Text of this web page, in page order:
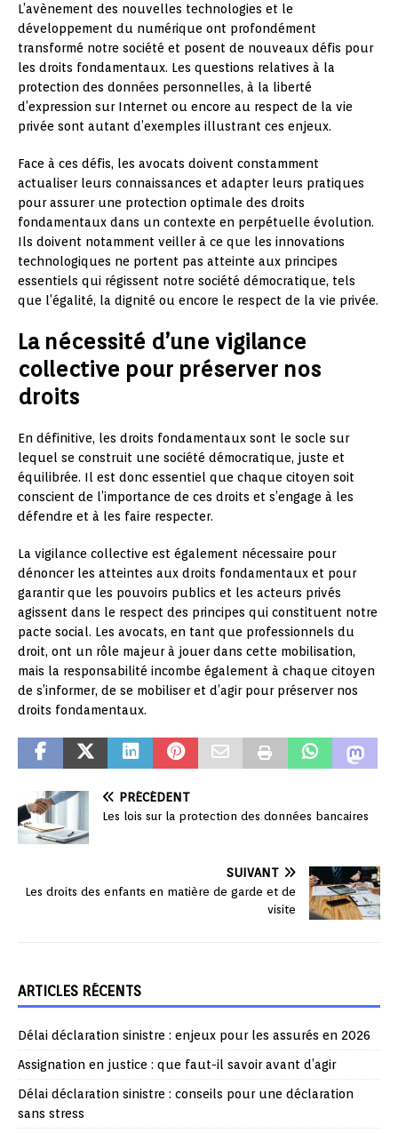
L’avènement des nouvelles technologies et le
développement du numérique ont profondément
transformé notre société et posent de nouveaux défis pour
les droits fondamentaux. Les questions relatives à la
protection des données personnelles, à la liberté
d’expression sur Internet ou encore au respect de la vie
privée sont autant d’exemples illustrant ces enjeux.
Face à ces défis, les avocats doivent constamment
actualiser leurs connaissances et adapter leurs pratiques
pour assurer une protection optimale des droits
fondamentaux dans un contexte en perpétuelle évolution.
Ils doivent notamment veiller à ce que les innovations
technologiques ne portent pas atteinte aux principes
essentiels qui régissent notre société démocratique, tels
que l’égalité, la dignité ou encore le respect de la vie privée.
La nécessité d’une vigilance
collective pour préserver nos
droits
En définitive, les droits fondamentaux sont le socle sur
lequel se construit une société démocratique, juste et
équilibrée. Il est donc essentiel que chaque citoyen soit
conscient de l’importance de ces droits et s’engage à les
défendre et à les faire respecter.
La vigilance collective est également nécessaire pour
dénoncer les atteintes aux droits fondamentaux et pour
garantir que les pouvoirs publics et les acteurs privés
agissent dans le respect des principes qui constituent notre
pacte social. Les avocats, en tant que professionnels du
droit, ont un rôle majeur à jouer dans cette mobilisation,
mais la responsabilité incombe également à chaque citoyen
de s’informer, de se mobiliser et d’agir pour préserver nos
droits fondamentaux.
PRÉCÉDENT
Les lois sur la protection des données bancaires
SUIVANT
Les droits des enfants en matière de garde et de
visite
ARTICLES RÉCENTS
Délai déclaration sinistre : enjeux pour les assurés en 2026
Assignation en justice : que faut-il savoir avant d’agir
Délai déclaration sinistre : conseils pour une déclaration
sans stress